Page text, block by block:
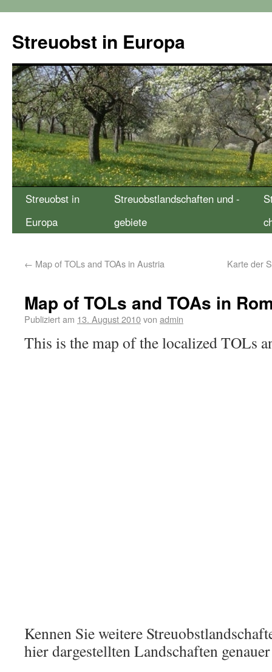
Streuobst in Europa
Streuobst in
Europa
Streuobstlandschaften und -
gebiete
← Map of TOLs and TOAs in Austria Karte der
Map of TOLs and TOAs in
Publiziert am 13. August 2010von admin
This is the map of the localized TOLs
Kennen Sie weitere
hier dargestellten Landschaften